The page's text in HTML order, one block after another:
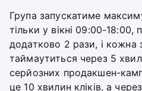
Група запускатиме
тільки у вікні 09:00-
додатково 2 рази, і кожна
таймаутиться через 5
серйозних продакшен-
це 10 хвилин кліків, а